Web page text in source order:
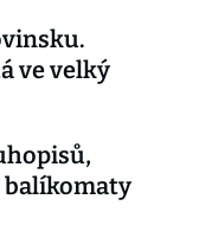
ve velký
balíkomaty